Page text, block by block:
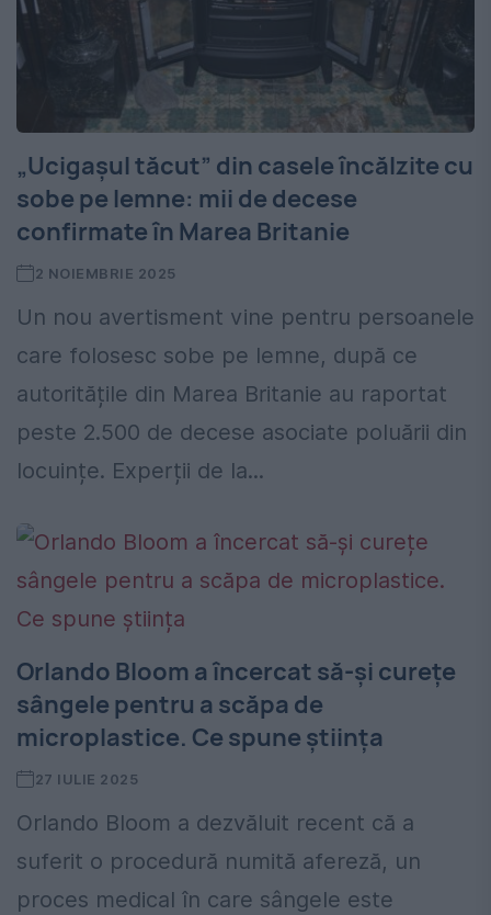
„Ucigașul tăcut” din casele încălzite cu
sobe pe lemne: mii de decese
confirmate în Marea Britanie
2 NOIEMBRIE 2025
Un nou avertisment vine pentru persoanele
care folosesc sobe pe lemne, după ce
autoritățile din Marea Britanie au raportat
peste 2.500 de decese asociate poluării din
locuințe. Experții de la...
Orlando Bloom a încercat să-și curețe
sângele pentru a scăpa de
microplastice. Ce spune știința
27 IULIE 2025
Orlando Bloom a dezvăluit recent că a
suferit o procedură numită afereză, un
proces medical în care sângele este